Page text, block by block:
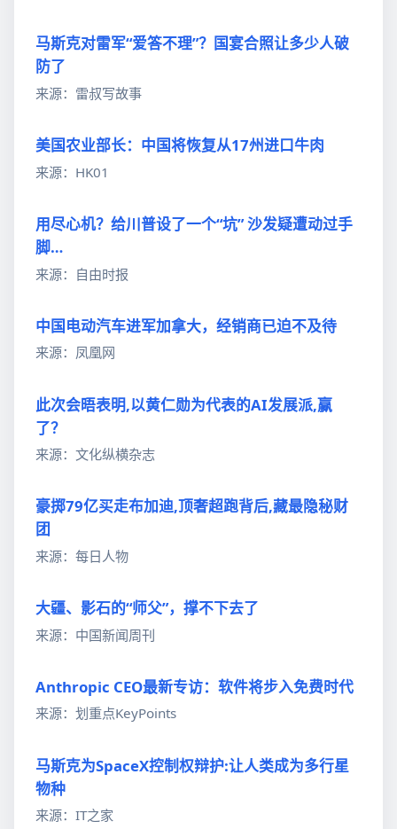
马斯克对雷军“爱答不理”？国宴合照让多少人破
防了
来源：雷叔写故事
美国农业部长：中国将恢复从17州进口牛肉
来源：HK01
用尽心机？给川普设了一个“坑” 沙发疑遭动过手
脚…
来源：自由时报
中国电动汽车进军加拿大，经销商已迫不及待
来源：凤凰网
此次会晤表明,以黄仁勋为代表的AI发展派,赢
了？
来源：文化纵横杂志
豪掷79亿买走布加迪,顶奢超跑背后,藏最隐秘财
团
来源：每日人物
大疆、影石的“师父”，撑不下去了
来源：中国新闻周刊
Anthropic CEO最新专访：软件将步入免费时代
来源：划重点KeyPoints
马斯克为SpaceX控制权辩护:让人类成为多行星
物种
来源：IT之家